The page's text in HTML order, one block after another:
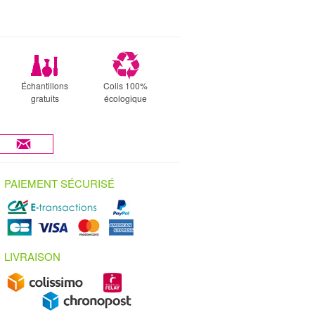
Échantillons
gratuits
Colis 100%
écologique
PAIEMENT SÉCURISÉ
LIVRAISON